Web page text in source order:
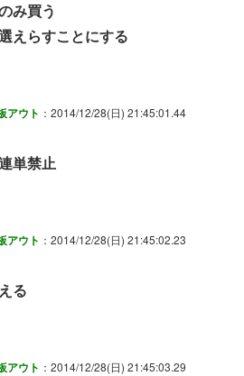
み買う
えらすことにする
アウト ：2014/12/28(日) 21:45:01.44
単禁止
アウト ：2014/12/28(日) 21:45:02.23
る
アウト ：2014/12/28(日) 21:45:03.29